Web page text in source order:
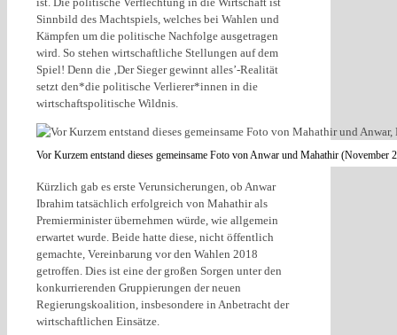
Sinnbild des Machtspiels, welches bei Wahlen und
Kämpfen um die politische Nachfolge ausgetragen
wird. So stehen wirtschaftliche Stellungen auf dem
Spiel! Denn die ‚Der Sieger gewinnt alles’-Realität
setzt den*die politische Verlierer*innen in die
wirtschaftspolitische Wildnis.
Vor Kurzem entstand dieses gemeinsame Foto von Anwar und Mahathir
Kürzlich gab es erste Verunsicherungen, ob Anwar
Ibrahim tatsächlich erfolgreich von Mahathir als
Premierminister übernehmen würde, wie allgemein
erwartet wurde. Beide hatte diese, nicht öffentlich
gemachte, Vereinbarung vor den Wahlen 2018
getroffen. Dies ist eine der großen Sorgen unter den
konkurrierenden Gruppierungen der neuen
Regierungskoalition, insbesondere in Anbetracht der
wirtschaftlichen Einsätze.